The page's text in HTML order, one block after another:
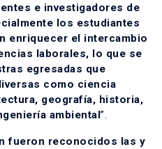
e investigadores de
los estudiantes
enriquecer el intercambio
laborales, lo que se
egresadas que
como ciencia
geografía, historia,
ambiental”.
fueron reconocidos las y